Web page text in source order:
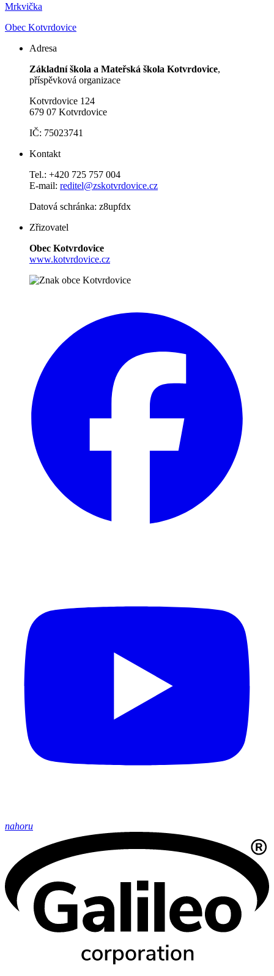
Mrkvička
Obec Kotvrdovice
Adresa
Základní škola a Mateřská škola Kotvrdovice,
příspěvková organizace
Kotvrdovice 124
679 07 Kotvrdovice
IČ: 75023741
Kontakt
Tel.: +420 725 757 004
E-mail: reditel@zskotvrdovice.cz
Datová schránka: z8upfdx
Zřizovatel
Obec Kotvrdovice
www.kotvrdovice.cz
nahoru